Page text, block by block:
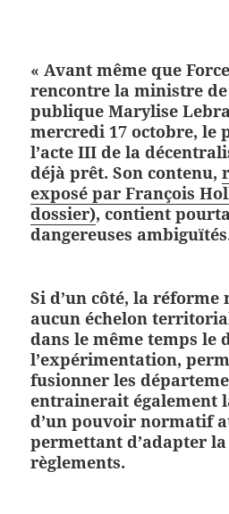
« Avant même que
rencontre la ministre
publique Marylise
mercredi 17 octobre,le
l’acte III de la
déjà prêt. Son contenu,
exposé par François
dossier),contient
dangereuses
Si d’un côté, la réforme
aucun échelon
dans le même temps le
l’expérimentation,
fusionner les
entrainerait également
d’un pouvoir normatif
permettant d’adapter
règlements.